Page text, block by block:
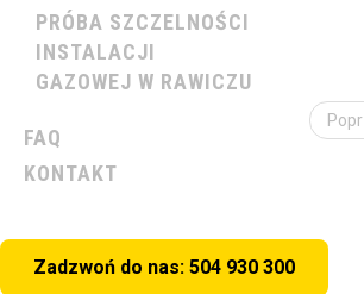
PRÓBA SZCZELNOŚCI
INSTALACJI
GAZOWEJ W RAWICZU
FAQ
KONTAKT
Zadzwoń do nas: 504 930 300